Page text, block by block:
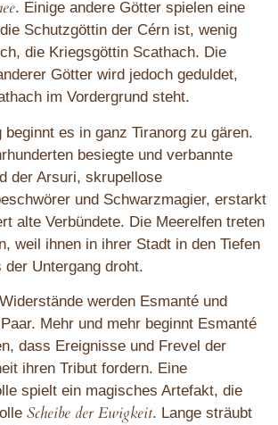
. Einige andere Götter spielen eine
Schutzgöttin der Cérn ist, wenig
die Kriegsgöttin Scathach. Die
Götter wird jedoch geduldet,
im Vordergrund steht.
beginnt es in ganz Tiranorg zu gären.
besiegte und verbannte
der Arsuri, skrupellose
und Schwarzmagier, erstarkt
alte Verbündete. Die Meerelfen treten
weil ihnen in ihrer Stadt in den Tiefen
der Untergang droht.
werden Esmanté und
Mehr und mehr beginnt Esmanté
dass Ereignisse und Frevel der
ihren Tribut fordern. Eine
spielt ein magisches Artefakt, die
Scheibe der Ewigkeit. Lange sträubt